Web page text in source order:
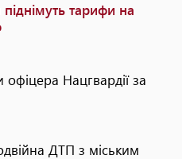
тарифи на
Нацгвардії за
ДТП з міським